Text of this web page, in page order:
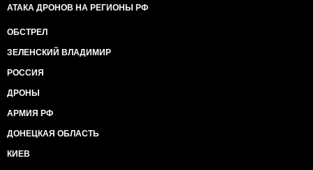
АТАКА ДРОНОВ НА РЕГИОНЫ РФ
ОБСТРЕЛ
ЗЕЛЕНСКИЙ ВЛАДИМИР
РОССИЯ
ДРОНЫ
АРМИЯ РФ
ДОНЕЦКАЯ ОБЛАСТЬ
КИЕВ